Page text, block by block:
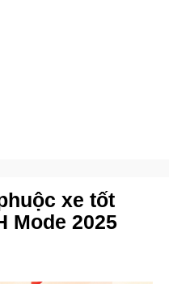
xe tốt
Mode 2025